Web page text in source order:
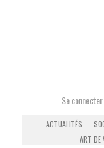
Se connecter
ACTUALITÉS
ART DE